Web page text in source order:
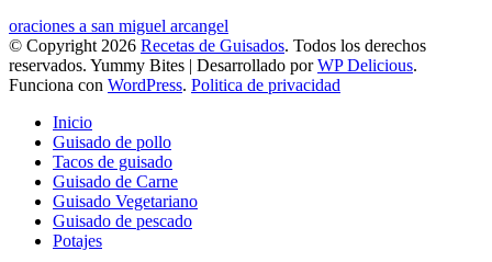
oraciones a san miguel arcangel
© Copyright 2026 Recetas de Guisados. Todos los derechos
reservados. Yummy Bites | Desarrollado porWP Delicious.
Funciona con WordPress. Politica de privacidad
Inicio
Guisado de pollo
Tacos de guisado
Guisado de Carne
Guisado Vegetariano
Guisado de pescado
Potajes